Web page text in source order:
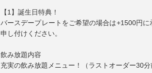
【1】誕生日特典！
バースデープレートをご希望の場合は+1500円
申し付けください。
飲み放題内容
充実の飲み放題メニュー！（ラストオーダー30分